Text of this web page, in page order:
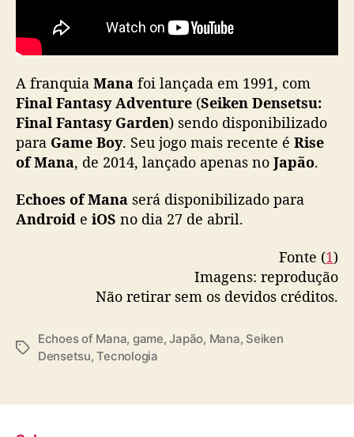
ç
d
o
e
m
2
i
l
A franquia Mana foi lançada em 1991, com
Final Fantasy Adventure (Seiken Densetsu:
Final Fantasy Garden) sendo disponibilizado
para Game Boy. Seu jogo mais recente é Rise
of Mana, de 2014, lançado apenas no Japão.
Echoes of Mana será disponibilizado para
Android e iOS no dia 27 de abril.
Fonte (1)
Imagens: reprodução
Não retirar sem os devidos créditos.
T
Echoes of Mana, game,Japão, Mana, Seiken
Densetsu,Tecnologia